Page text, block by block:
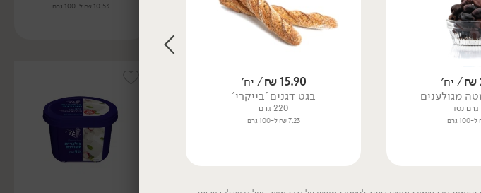
10.53 ₪ ל-100 גרם 10.53 ₪ ל-100 גרם
₪/ יח׳
מגולענים
15.90
₪/ יח׳
בגט דגנים 'בייקרי'
220 גרם
7.23 ₪ ל-100 גרם
זיתים מגולענים ירוקים 'יווני
300 גרם נטו